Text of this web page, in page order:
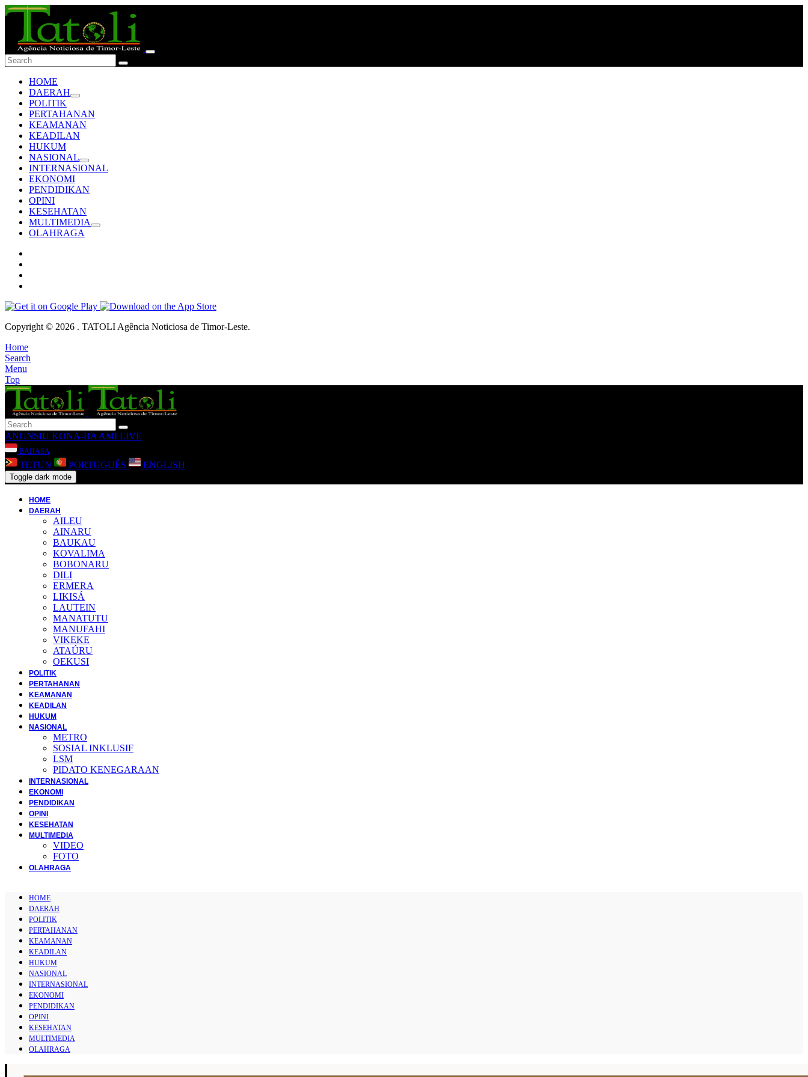
HOME
DAERAH
POLITIK
PERTAHANAN
KEAMANAN
KEADILAN
HUKUM
NASIONAL
INTERNASIONAL
EKONOMI
PENDIDIKAN
OPINI
KESEHATAN
MULTIMEDIA
OLAHRAGA
Copyright © 2026 . TATOLI Agência Noticiosa de Timor-Leste.
Home
Search
Menu
Top
ANUNSIU KONA-BA AMI LIVE
BAHASA
TETUN PORTUGUÊS ENGLISH
Toggle dark mode
HOME
DAERAH
AILEU
AINARU
BAUKAU
KOVALIMA
BOBONARU
DILI
ERMERA
LIKISÁ
LAUTEIN
MANATUTU
MANUFAHI
VIKEKE
ATAÚRU
OEKUSI
POLITIK
PERTAHANAN
KEAMANAN
KEADILAN
HUKUM
NASIONAL
METRO
SOSIAL INKLUSIF
LSM
PIDATO KENEGARAAN
INTERNASIONAL
EKONOMI
PENDIDIKAN
OPINI
KESEHATAN
MULTIMEDIA
VIDEO
FOTO
OLAHRAGA
HOME
DAERAH
POLITIK
PERTAHANAN
KEAMANAN
KEADILAN
HUKUM
NASIONAL
INTERNASIONAL
EKONOMI
PENDIDIKAN
OPINI
KESEHATAN
MULTIMEDIA
OLAHRAGA